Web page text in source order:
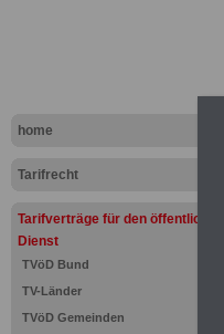
home
Tarifrecht
Tarifverträge für den öffentlichen
Dienst
TVöD Bund
TV-Länder
TVöD Gemeinden